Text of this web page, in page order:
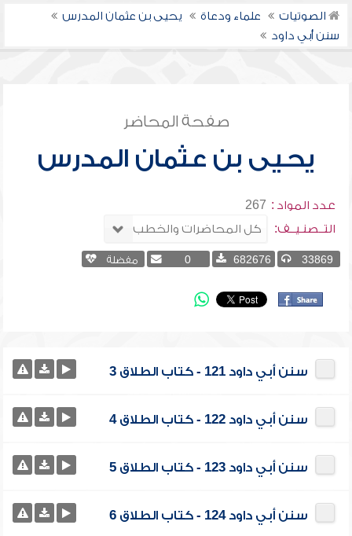
الصوتيات علماء ودعاة
يحيى بن عثمان المدرس
سنن أبي داود
صفحة المحاضر
يحيى بن عثمان المدرس
عدد المواد : 267
التــصنـيــف:
33869
682676
0 مفضلة
سنن أبي داود 121 - كتاب الطلاق 3
سنن أبي داود 122 - كتاب الطلاق 4
سنن أبي داود 123 - كتاب الطلاق 5
سنن أبي داود 124 - كتاب الطلاق 6